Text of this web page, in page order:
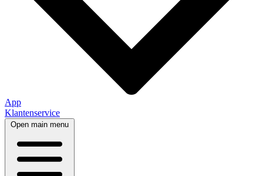
App
Klantenservice
Open main menu